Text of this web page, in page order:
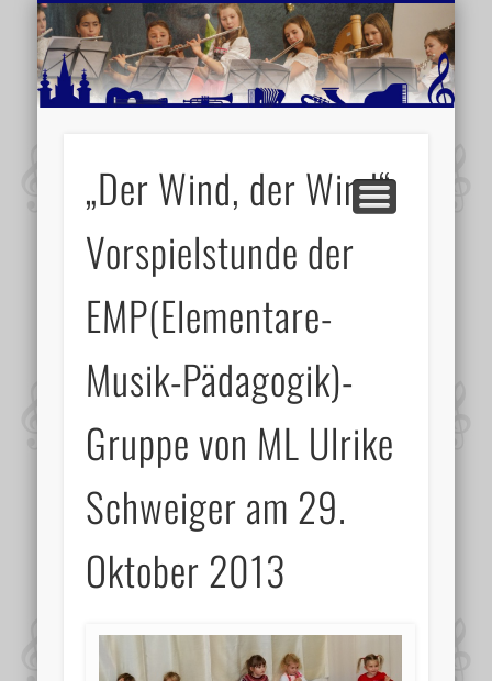
MUSIKSCHULE MARIAZELL
AKTUELLE BERICHTE
SCHULE
VIDEOS
VERANSTALTUNGSTIPPS
WEITERE INFORMATIONEN
„Der Wind, der Wind“
Vorspielstunde der
EMP(Elementare-
Musik-Pädagogik)-
Gruppe von ML Ulrike
Schweiger am 29.
Oktober 2013